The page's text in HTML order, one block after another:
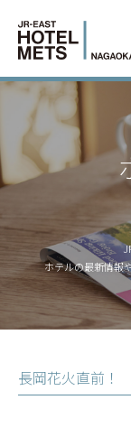
ホテルの最新情報
長岡花火直前！